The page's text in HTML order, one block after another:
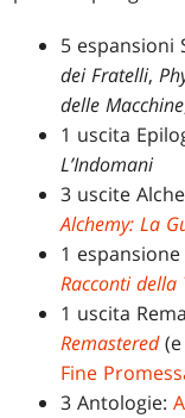
5 espansioni
dei Fratelli,
delle Macchine
1 uscita
L’Indomani
3 uscite
Alchemy: La
1
Racconti
1 uscita
Remastered(e
Fine
3 Antologie: